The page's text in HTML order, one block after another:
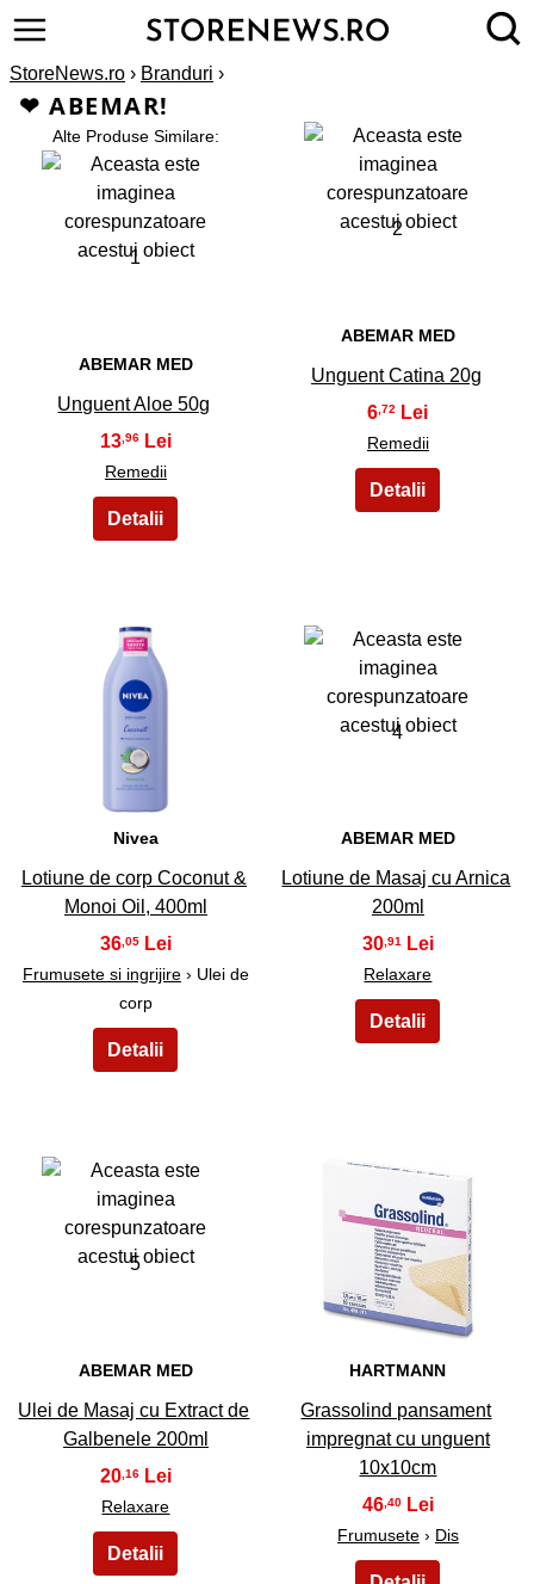
StoreNews.ro › Branduri ›
❤ ABEMAR!
Alte Produse Similare:
1
ABEMAR MED
Unguent Aloe 50g
13,96
Remedii
2
ABEMAR MED
Unguent Catina 20g
6,72
Remedii
3
Nivea
Lotiune de corp Coconut &
Monoi Oil, 400ml
36,05
Frumusete si ingrijire› Ulei de
corp
4
ABEMAR MED
Lotiune de Masaj cu Arnica
200ml
30,91
Relaxare
5
ABEMAR MED
Ulei de Masaj cu Extract de
Galbenele 200ml
20,16
Relaxare
6
HARTMANN
Grassolind pansament
impregnat cu unguent
10x10cm
46,40
Frumusete› Dis